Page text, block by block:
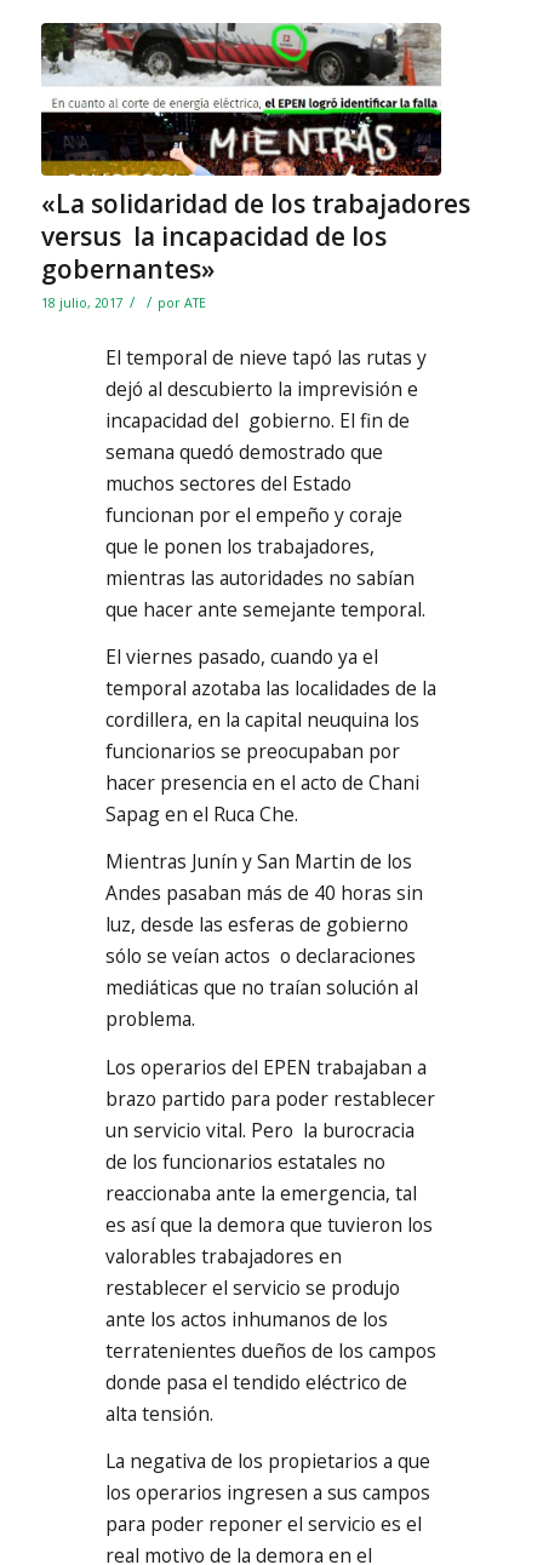
«La solidaridad de los trabajadores
versus la incapacidad de los
gobernantes»
18 julio, 2017 / / por ATE
El temporal de nieve tapó las rutas y
dejó al descubierto la imprevisión e
incapacidad del gobierno. El fin de
semana quedó demostrado que
muchos sectores del Estado
funcionan por el empeño y coraje
que le ponen los trabajadores,
mientras las autoridades no sabían
que hacer ante semejante temporal.
El viernes pasado, cuando ya el
temporal azotaba las localidades de la
cordillera, en la capital neuquina los
funcionarios se preocupaban por
hacer presencia en el acto de Chani
Sapag en el Ruca Che.
Mientras Junín y San Martin de los
Andes pasaban más de 40 horas sin
luz, desde las esferas de gobierno
sólo se veían actos o declaraciones
mediáticas que no traían solución al
problema.
Los operarios del EPEN trabajaban a
brazo partido para poder restablecer
un servicio vital. Pero la burocracia
de los funcionarios estatales no
reaccionaba ante la emergencia, tal
es así que la demora que tuvieron los
valorables trabajadores en
restablecer el servicio se produjo
ante los actos inhumanos de los
terratenientes dueños de los campos
donde pasa el tendido eléctrico de
alta tensión.
La negativa de los propietarios a que
los operarios ingresen a sus campos
para poder reponer el servicio es el
real motivo de la demora en el